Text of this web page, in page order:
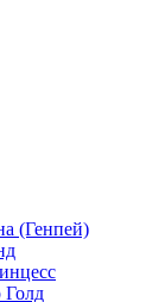
(Генпей)
Голд